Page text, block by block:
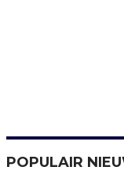
POPULAIR